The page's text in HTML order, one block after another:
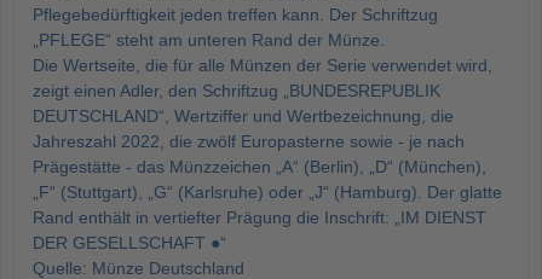
Pflegebedürftigkeit jeden treffen kann. Der Schriftzug
„PFLEGE“ steht am unteren Rand der Münze.
Die Wertseite, die für alle Münzen der Serie verwendet wird,
zeigt einen Adler, den Schriftzug „BUNDESREPUBLIK
DEUTSCHLAND“, Wertziffer und Wertbezeichnung, die
Jahreszahl 2022, die zwölf Europasterne sowie - je nach
Prägestätte - das Münzzeichen „A“ (Berlin), „D“ (München),
„F“ (Stuttgart), „G“ (Karlsruhe) oder „J“ (Hamburg). Der glatte
Rand enthält in vertiefter Prägung die Inschrift: „IM DIENST
DER GESELLSCHAFT ●“
Quelle: Münze Deutschland